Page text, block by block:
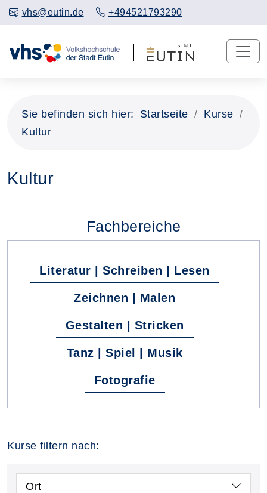
vhs@eutin.de +494521793290
Sie befinden sich hier: Startseite
Kurse
Kultur
Kultur
Fachbereiche
Literatur | Schreiben | Lesen
Zeichnen | Malen
Gestalten | Stricken
Tanz | Spiel | Musik
Fotografie
Kurse filtern nach:
Ort